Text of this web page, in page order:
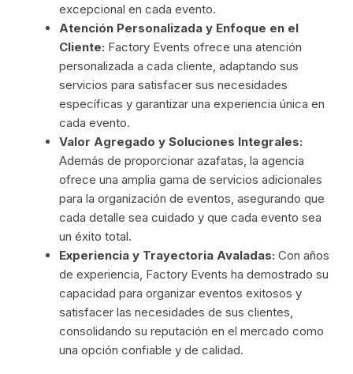
excepcional en cada evento.
Atención Personalizada y Enfoque en el
Cliente: Factory Events ofrece una atención
personalizada a cada cliente, adaptando sus
servicios para satisfacer sus necesidades
específicas y garantizar una experiencia única en
cada evento.
Valor Agregado y Soluciones Integrales:
Además de proporcionar azafatas, la agencia
ofrece una amplia gama de servicios adicionales
para la organización de eventos, asegurando que
cada detalle sea cuidado y que cada evento sea
un éxito total.
Experiencia y Trayectoria Avaladas: Con años
de experiencia, Factory Events ha demostrado su
capacidad para organizar eventos exitosos y
satisfacer las necesidades de sus clientes,
consolidando su reputación en el mercado como
una opción confiable y de calidad.